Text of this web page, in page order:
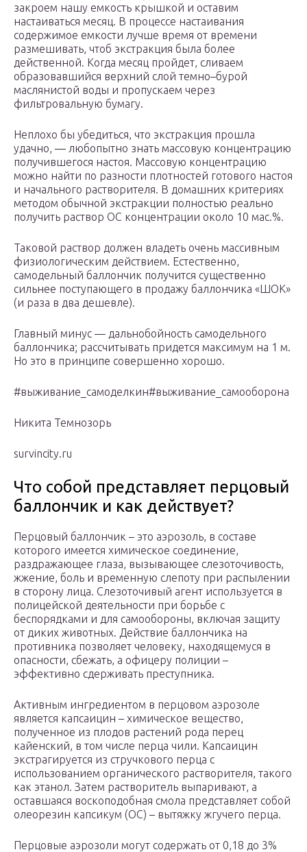
закроем нашу емкость крышкой и оставим
настаиваться месяц. В процессе настаивания
содержимое емкости лучше время от времени
размешивать, чтоб экстракция была более
действенной. Когда месяц пройдет, сливаем
образовавшийся верхний слой темно–бурой
маслянистой воды и пропускаем через
фильтровальную бумагу.
Неплохо бы убедиться, что экстракция прошла
удачно, — любопытно знать массовую концентрацию
получившегося настоя. Массовую концентрацию
можно найти по разности плотностей готового настоя
и начального растворителя. В домашних критериях
методом обычной экстракции полностью реально
получить раствор OC концентрации около 10 мас.%.
Таковой раствор должен владеть очень массивным
физиологическим действием. Естественно,
самодельный баллончик получится существенно
сильнее поступающего в продажу баллончика «ШОК»
(и раза в два дешевле).
Главный минус — дальнобойность самодельного
баллончика; рассчитывать придется максимум на 1 м.
Но это в принципе совершенно хорошо.
#выживание_самоделкин#выживание_самооборона
Никита Темнозорь
survincity.ru
Что собой представляет перцовый
баллончик и как действует?
Перцовый баллончик – это аэрозоль, в составе
которого имеется химическое соединение,
раздражающее глаза, вызывающее слезоточивость,
жжение, боль и временную слепоту при распылении
в сторону лица. Слезоточивый агент используется в
полицейской деятельности при борьбе с
беспорядками и для самообороны, включая защиту
от диких животных. Действие баллончика на
противника позволяет человеку, находящемуся в
опасности, сбежать, а офицеру полиции –
эффективно сдерживать преступника.
Активным ингредиентом в перцовом аэрозоле
является капсаицин – химическое вещество,
полученное из плодов растений рода перец
кайенский, в том числе перца чили. Капсаицин
экстрагируется из стручкового перца с
использованием органического растворителя, такого
как этанол. Затем растворитель выпаривают, а
оставшаяся воскоподобная смола представляет собой
олеорезин капсикум (ОС) – вытяжку жгучего перца.
Перцовые аэрозоли могут содержать от 0,18 до 3%